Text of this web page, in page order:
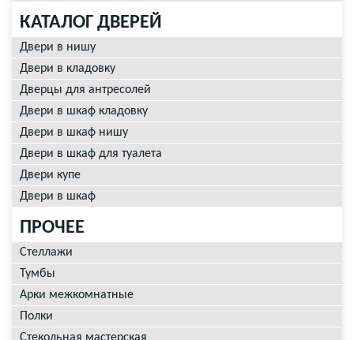
КАТАЛОГ ДВЕРЕЙ
Двери в нишу
Двери в кладовку
Дверцы для антресолей
Двери в шкаф кладовку
Двери в шкаф нишу
Двери в шкаф для туалета
Двери купе
Двери в шкаф
ПРОЧЕЕ
Стеллажи
Тумбы
Арки межкомнатные
Полки